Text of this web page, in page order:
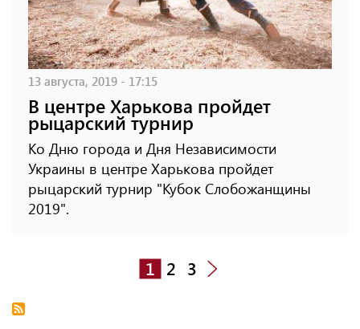
13 августа, 2019 - 17:15
В центре Харькова пройдет
рыцарский турнир
Ко Дню города и Дня Независимости
Украины в центре Харькова пройдет
рыцарский турнир "Кубок Слобожанщины
2019".
1 2 3